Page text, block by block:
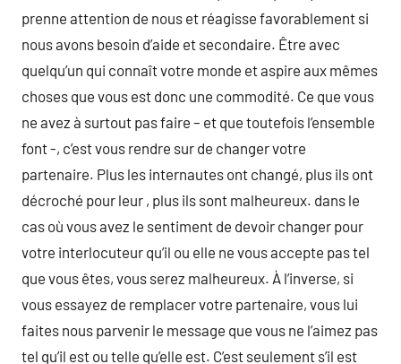
prenne attention de nous et réagisse favorablement si
nous avons besoin d’aide et secondaire. Être avec
quelqu’un qui connaît votre monde et aspire aux mêmes
choses que vous est donc une commodité. Ce que vous
ne avez à surtout pas faire – et que toutefois l’ensemble
font -, c’est vous rendre sur de changer votre
partenaire. Plus les internautes ont changé, plus ils ont
décroché pour leur , plus ils sont malheureux. dans le
cas où vous avez le sentiment de devoir changer pour
votre interlocuteur qu’il ou elle ne vous accepte pas tel
que vous êtes, vous serez malheureux. À l’inverse, si
vous essayez de remplacer votre partenaire, vous lui
faites nous parvenir le message que vous ne l’aimez pas
tel qu’il est ou telle qu’elle est. C’est seulement s’il est